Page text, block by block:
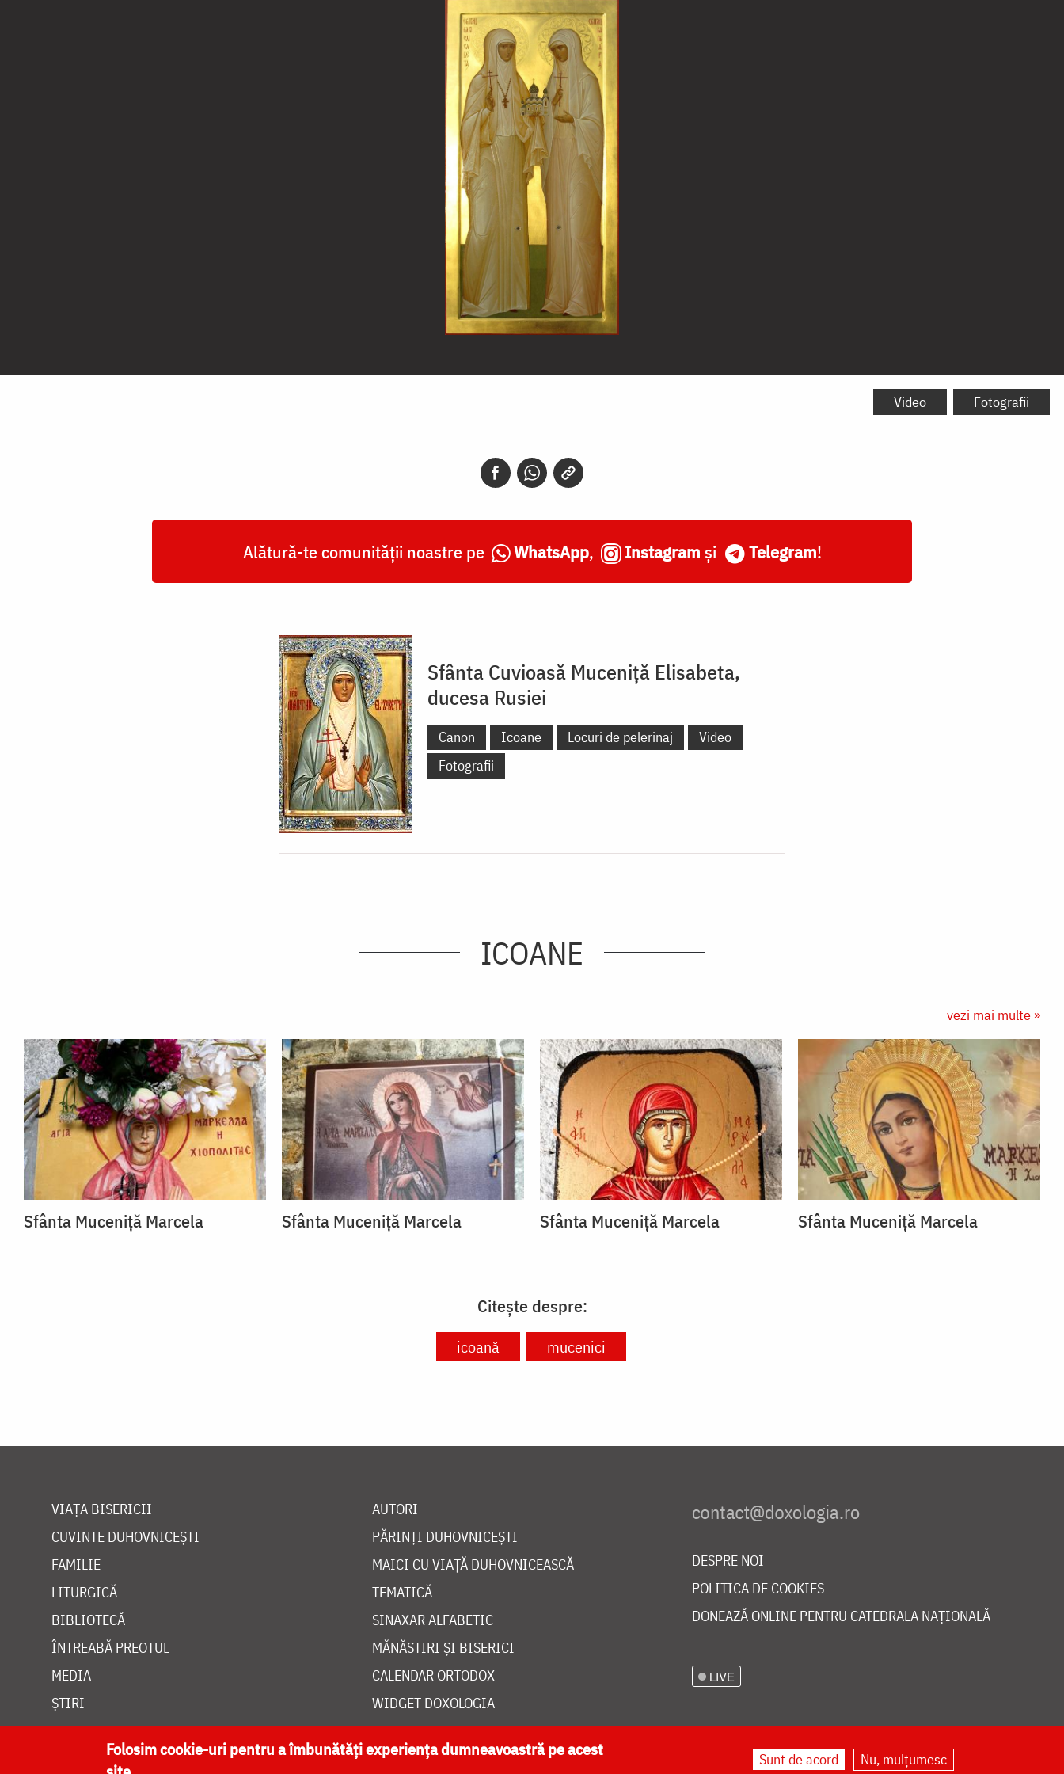
Cuvioasă
Video Fotografii
Alătură-te comunității noastre pe WhatsApp, Instagram și Telegram!
Sfânta Cuvioasă Muceniță Elisabeta,
ducesa Rusiei
Canon Icoane Locuri de pelerinaj
Video
Fotografii
ICOANE
vezi mai multe »
Sfânta Muceniță Marcela Sfânta Muceniță Marcela Sfânta Muceniță Marcela Sfânta Muceniță Marcela
Citește despre:
icoană mucenici
VIAȚA BISERICII
CUVINTE DUHOVNICEȘTI
FAMILIE
LITURGICĂ
BIBLIOTECĂ
ÎNTREABĂ PREOTUL
MEDIA
ȘTIRI
HRAMUL SFINTEI CUVIOASE PARASCHEVA
AUTORI
PĂRINȚI DUHOVNICEȘTI
MAICI CU VIAȚĂ DUHOVNICEASCĂ
TEMATICĂ
SINAXAR ALFABETIC
MĂNĂSTIRI ȘI BISERICI
CALENDAR ORTODOX
WIDGET DOXOLOGIA
RADIO DOXOLOGIA
DESPRE NOI
POLITICA DE COOKIES
DONEAZĂ ONLINE PENTRU CATEDRALA NAȚIONALĂ
LIVE
Folosim cookie-uri pentru a îmbunătăți experiența dumneavoastră pe acest
Sunt de acord Nu, mulțumesc